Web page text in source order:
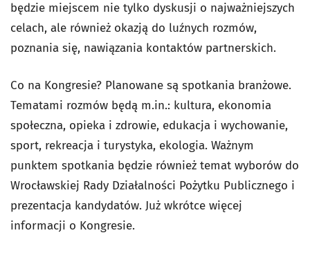
będzie miejscem nie tylko dyskusji o najważniejszych
celach, ale również okazją do luźnych rozmów,
poznania się, nawiązania kontaktów partnerskich.
Co na Kongresie? Planowane są spotkania branżowe.
Tematami rozmów będą m.in.: kultura, ekonomia
społeczna, opieka i zdrowie, edukacja i wychowanie,
sport, rekreacja i turystyka, ekologia. Ważnym
punktem spotkania będzie również temat wyborów do
Wrocławskiej Rady Działalności Pożytku Publicznego i
prezentacja kandydatów. Już wkrótce więcej
informacji o Kongresie.